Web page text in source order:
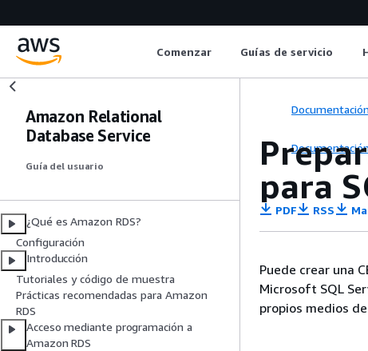
Comenzar Guías de servicio
Amazon Relational
Database Service
Guía del usuario
¿Qué es Amazon RDS?
Configuración
Introducción
Tutoriales y código de muestra
Prácticas recomendadas para Amazon
RDS
Acceso mediante programación a
Amazon RDS
para
PDF RSS
Puede crear una
Microsoft SQL
propios medios